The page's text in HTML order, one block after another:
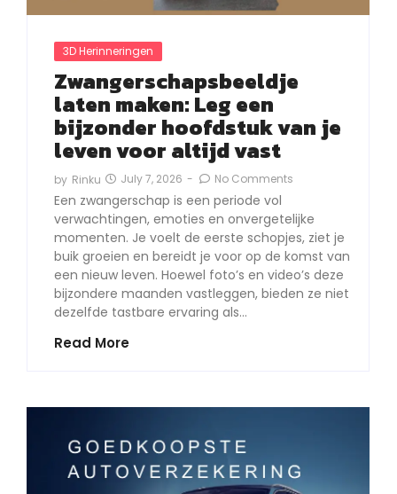
3D Herinneringen
Zwangerschapsbeeldje
laten maken: Leg een
bijzonder hoofdstuk van je
leven voor altijd vast
by Rinku July 7, 2026 - No Comments
Een zwangerschap is een periode vol
verwachtingen, emoties en onvergetelijke
momenten. Je voelt de eerste schopjes, ziet je
buik groeien en bereidt je voor op de komst van
een nieuw leven. Hoewel foto’s en video’s deze
bijzondere maanden vastleggen, bieden ze niet
dezelfde tastbare ervaring als…
Read More